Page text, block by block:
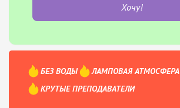
Хочу!
БЕЗ ВОДЫ
ЛАМПОВАЯ АТМОСФЕРА
КРУТЫЕ ПРЕПОДАВАТЕЛИ